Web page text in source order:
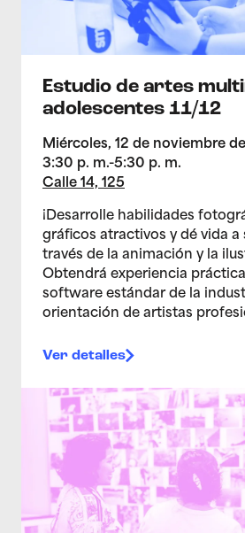
Estudio de artes
adolescentes 11/12
Miércoles, 12 de noviembre
3:30 p. m.-5:30 p. m.
Calle 14, 125
¡Desarrolle habilidades
gráficos atractivos y dé vida a
través de la animación y la
Obtendrá experiencia
software estándar de la
orientación de artistas
Ver detalles
>Estudio de artes multimedia